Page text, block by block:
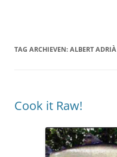
TAG ARCHIEVEN: ALBERT ADRIÀ
Cook it Raw!